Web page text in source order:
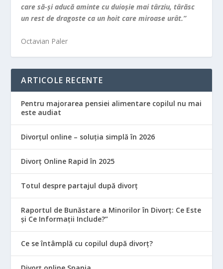
care să-şi aducă aminte cu duioşie mai târziu, târăsc
un rest de dragoste ca un hoit care miroase urât.”
Octavian Paler
ARTICOLE RECENTE
Pentru majorarea pensiei alimentare copilul nu mai
este audiat
Divorțul online – soluția simplă în 2026
Divorț Online Rapid în 2025
Totul despre partajul după divorț
Raportul de Bunăstare a Minorilor în Divorț: Ce Este
și Ce Informații Include?”
Ce se întâmplă cu copilul după divorț?